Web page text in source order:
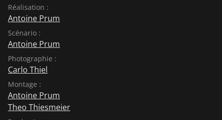
Réalisation :
Antoine Prum
Scénario :
Antoine Prum
Photographie :
Carlo Thiel
Montage :
Antoine Prum
Theo Thiesmeier